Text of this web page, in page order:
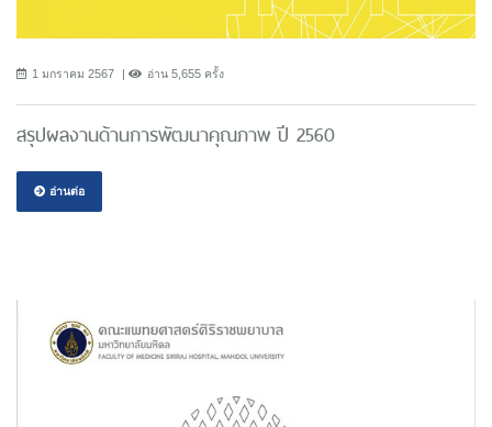
1 มกราคม 2567 อ่าน 5,655 ครั้ง
สรุปผลงานด้านการพัฒนาคุณภาพ ปี 2560
อ่านต่อ